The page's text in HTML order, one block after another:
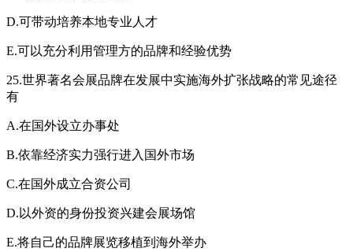
D.可带动培养本地专业人才
E.可以充分利用管理方的品牌和经验优势
25.世界著名会展品牌在发展中实施海外扩张战略的常见途径
有
A.在国外设立办事处
B.依靠经济实力强行进入国外市场
C.在国外成立合资公司
D.以外资的身份投资兴建会展场馆
E.将自己的品牌展览移植到海外举办